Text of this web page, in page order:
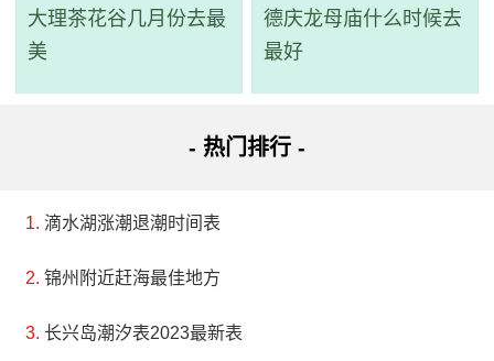
大理茶花谷几月份去最
美
德庆龙母庙什么时候去
最好
- 热门排行 -
滴水湖涨潮退潮时间表
锦州附近赶海最佳地方
长兴岛潮汐表2023最新表